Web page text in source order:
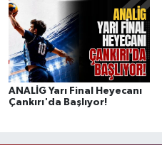
ANALİG Yarı Final Heyecanı
Çankırı'da Başlıyor!